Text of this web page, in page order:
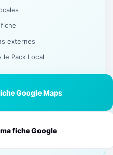
externes
Pack Local
Google Maps
fiche Google